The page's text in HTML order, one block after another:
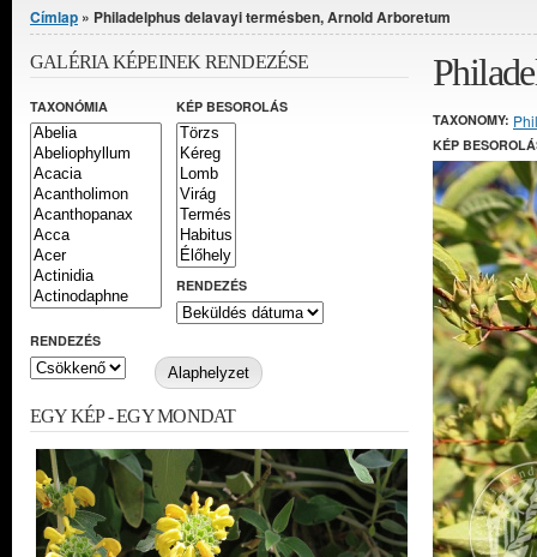
Jelenlegi hely
Címlap » Philadelphus delavayi termésben, Arnold Arboretum
TAXONOMY:
KÉP
GALÉRIA KÉPEINEK RENDEZÉSE
TAXONÓMIA KÉP BESOROLÁS
RENDEZÉS
RENDEZÉS
EGY KÉP - EGY MONDAT